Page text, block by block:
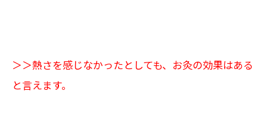
＞＞熱さを感じなかったとしても、お灸の効果はある
と言えます。